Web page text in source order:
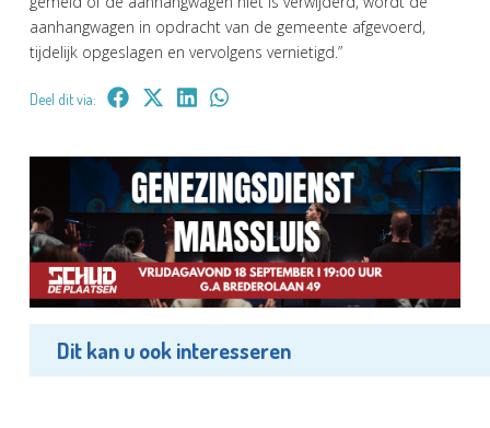
aanhangwagen in opdracht van de gemeente afgevoerd,
tijdelijk opgeslagen en vervolgens vernietigd.”
Deel dit via:
Dit kan u ook interesseren